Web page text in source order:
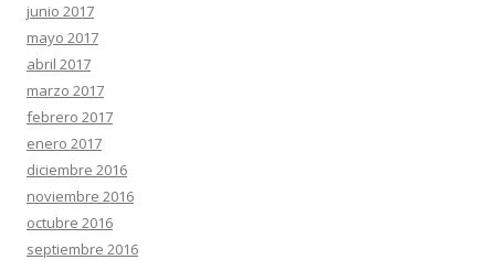
junio 2017
mayo 2017
abril 2017
marzo 2017
febrero 2017
enero 2017
diciembre 2016
noviembre 2016
octubre 2016
septiembre 2016